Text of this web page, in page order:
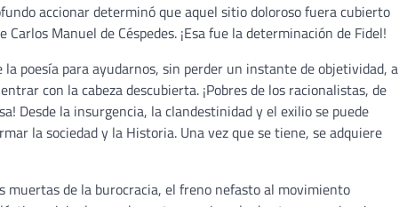
accionar determinó que aquel sitio doloroso fuera cubierto
Manuel de Céspedes. ¡Esa fue la determinación de Fidel!
poesía para ayudarnos, sin perder un instante de objetividad, a
con la cabeza descubierta. ¡Pobres de los racionalistas, de
Desde la insurgencia, la clandestinidad y el exilio se puede
la sociedad y la Historia. Una vez que se tiene, se adquiere
muertas de la burocracia, el freno nefasto al movimiento